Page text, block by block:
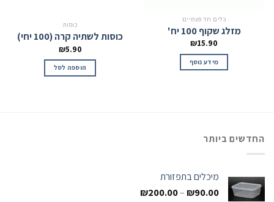
כלים חד פעמיים
מזלג שקוף 100 יח'
₪15.90
מידע נוסף
כוסות
כוסות לשתיה קרה (100 יחי)
₪5.90
הוספה לסל
החדשים ביותר
מיכלים בתפזורת
₪90.00
–
₪200.00